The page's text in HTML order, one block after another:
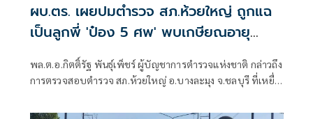
ผบ.ตร. เผยปมตำรวจ สภ.ห้วยใหญ่ ถูกแฉ
เป็นลูกพี่ 'ป๋อง 5 ศพ' พบเกษียณอายุ
ตั้งแต่ปี 57
พล.ต.อ.กิตติ์รัฐ พันธุ์เพ็ชร์ ผู้บัญชาการตำรวจแห่งชาติ กล่าวถึง
การตรวจสอบตำรวจ สภ.ห้วยใหญ่ อ.บางละมุง จ.ชลบุรี ที่เหยื่อ
มาระบุว่า นายป๋องเป็นเด็กเดินยาของตำรวจ สภ.ห้วยใหญ่